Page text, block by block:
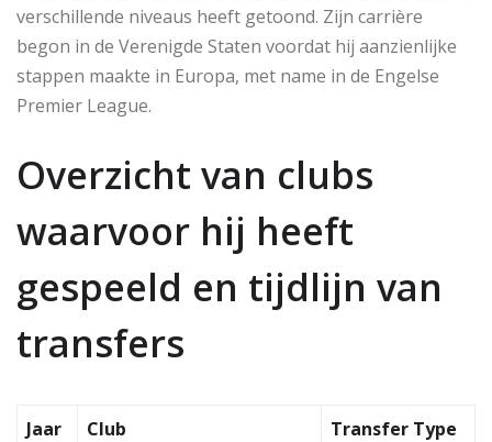
verschillende niveaus heeft getoond. Zijn carrière
begon in de Verenigde Staten voordat hij aanzienlijke
stappen maakte in Europa, met name in de Engelse
Premier League.
Overzicht van clubs
waarvoor hij heeft
gespeeld en tijdlijn van
transfers
Jaar Club Transfer Type